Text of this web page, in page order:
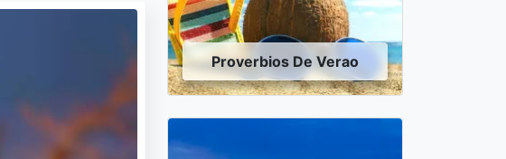
Proverbios De Verao